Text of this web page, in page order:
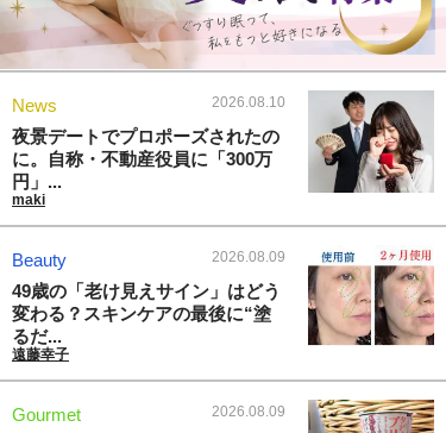
News 2026.08.10
夜景デートでプロポーズされたの
に。自称・不動産役員に「300万
円」...
maki
Beauty 2026.08.09
49歳の「老け見えサイン」はどう
変わる？スキンケアの最後に“塗
るだ...
遠藤幸子
Gourmet 2026.08.09